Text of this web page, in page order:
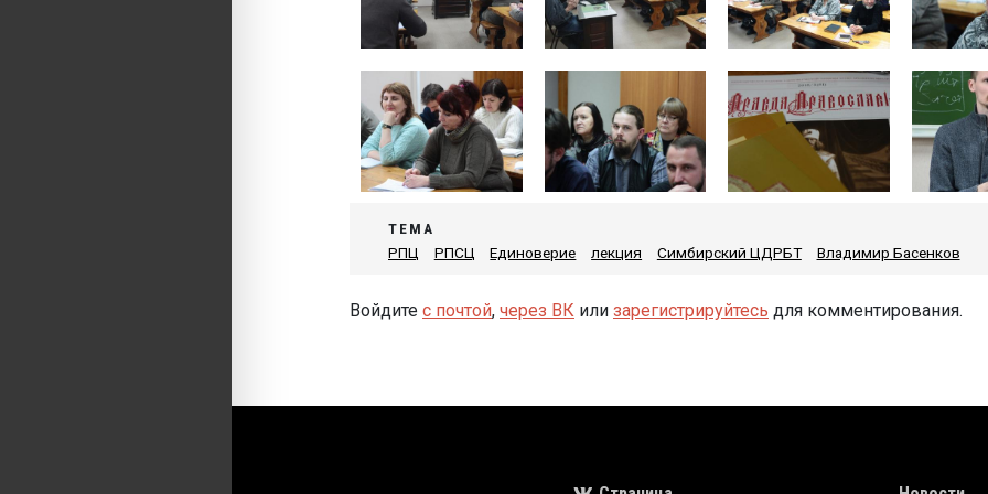
ТЕМА
РПЦ
РПСЦ Единоверие лекция Симбирский ЦДРБТ Владимир Басенков
Войдите с почтой, через ВК или зарегистрируйтесь для комментирования.
MAIN